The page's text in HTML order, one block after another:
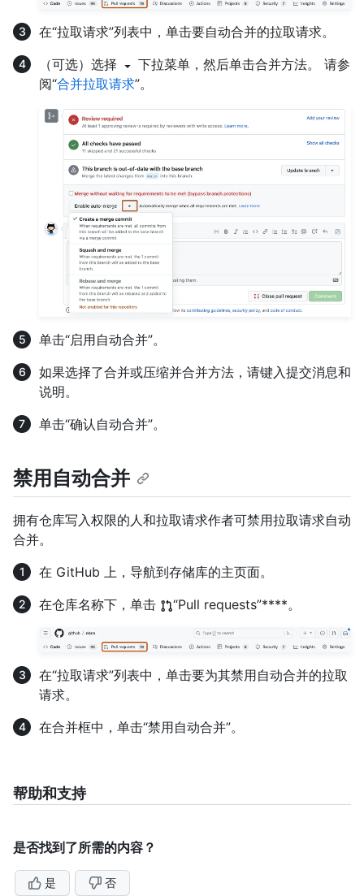
在“拉取请求”列表中，单击要自动合并的拉取请求。
（可选）选择
下拉菜单，然后单击合并方法。 请参
阅“合并拉取请求”。
单击“启用自动合并”。
如果选择了合并或压缩并合并方法，请键入提交消息和
说明。
单击“确认自动合并”。
禁用自动合并
拥有仓库写入权限的人和拉取请求作者可禁用拉取请求自动
合并。
在 GitHub 上，导航到存储库的主页面。
在仓库名称下，单击
“Pull requests”****。
在“拉取请求”列表中，单击要为其禁用自动合并的拉取
请求。
在合并框中，单击“禁用自动合并”。
帮助和支持
是否找到了所需的内容？
是 否